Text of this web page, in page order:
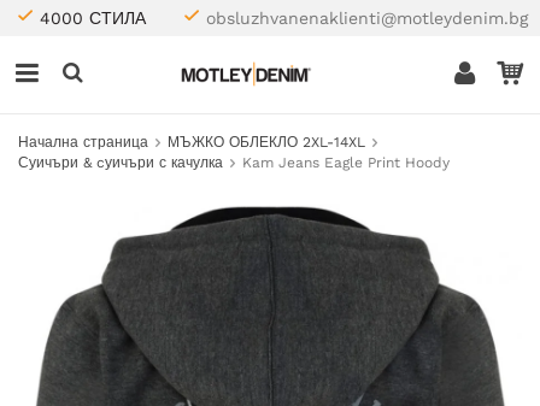
4000 СТИЛА obsluzhvanenaklienti@motleydenim.bg
Начална страница
МЪЖКО ОБЛЕКЛО 2XL-14XL
Суичъри & cуичъри с качулка
Kam Jeans Eagle Print Hoody